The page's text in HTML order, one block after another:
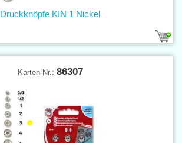
Druckknöpfe KIN 1 Nickel
Karten Nr.: 86307